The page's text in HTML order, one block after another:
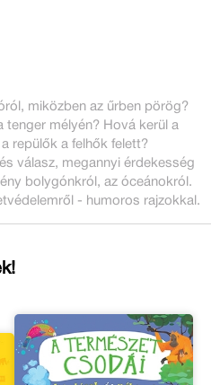
miközben az űrben pörög?
tenger mélyén? Hová kerül a
repülők a felhők felett?
válasz, megannyi érdekesség
bolygónkról, az óceánokról.
- humoros rajzokkal.